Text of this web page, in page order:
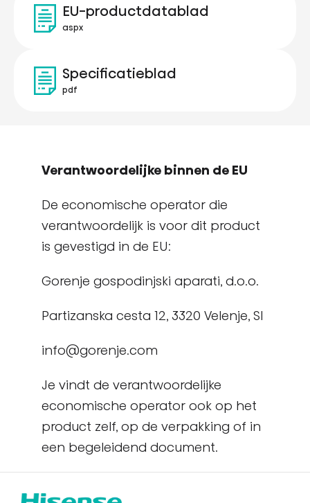
EU-productdatablad
aspx
Specificatieblad
pdf
Verantwoordelijke binnen de EU
De economische operator die
verantwoordelijk is voor dit product
is gevestigd in de EU:
Gorenje gospodinjski aparati, d.o.o.
Partizanska cesta 12, 3320 Velenje, SI
info@gorenje.com
Je vindt de verantwoordelijke
economische operator ook op het
product zelf, op de verpakking of in
een begeleidend document.